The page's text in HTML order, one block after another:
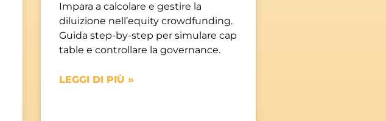
Impara a calcolare e gestire la
diluizione nell’equity crowdfunding.
Guida step-by-step per simulare cap
table e controllare la governance.
LEGGI DI PIÙ »